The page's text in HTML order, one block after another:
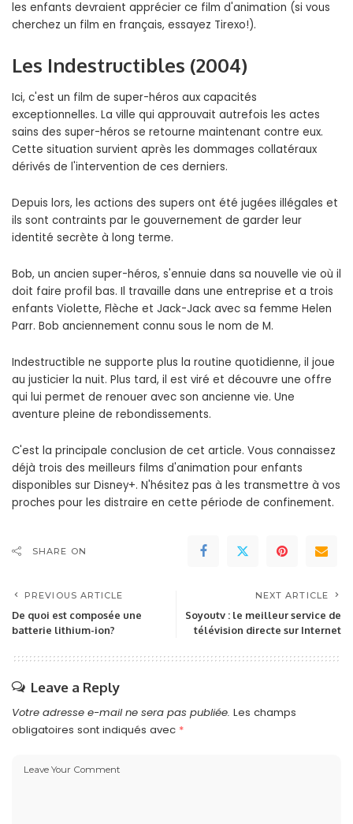
les enfants devraient apprécier ce film d'animation (si vous
cherchez un film en français, essayez Tirexo!).
Les Indestructibles (2004)
Ici, c'est un film de super-héros aux capacités
exceptionnelles. La ville qui approuvait autrefois les actes
sains des super-héros se retourne maintenant contre eux.
Cette situation survient après les dommages collatéraux
dérivés de l'intervention de ces derniers.
Depuis lors, les actions des supers ont été jugées illégales et
ils sont contraints par le gouvernement de garder leur
identité secrète à long terme.
Bob, un ancien super-héros, s'ennuie dans sa nouvelle vie où il
doit faire profil bas. Il travaille dans une entreprise et a trois
enfants Violette, Flèche et Jack-Jack avec sa femme Helen
Parr. Bob anciennement connu sous le nom de M.
Indestructible ne supporte plus la routine quotidienne, il joue
au justicier la nuit. Plus tard, il est viré et découvre une offre
qui lui permet de renouer avec son ancienne vie. Une
aventure pleine de rebondissements.
C'est la principale conclusion de cet article. Vous connaissez
déjà trois des meilleurs films d'animation pour enfants
disponibles sur Disney+. N'hésitez pas à les transmettre à vos
proches pour les distraire en cette période de confinement.
SHARE ON
PREVIOUS ARTICLE
De quoi est composée une
batterie lithium-ion?
NEXT ARTICLE
Soyoutv : le meilleur service de
télévision directe sur Internet
Leave a Reply
Votre adresse e-mail ne sera pas publiée. Les champs
obligatoires sont indiqués avec *